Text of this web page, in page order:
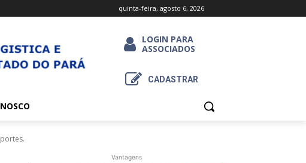
quinta-feira, agosto 6, 2026
LOGIN PARA
ASSOCIADOS
CADASTRAR
Vantagens